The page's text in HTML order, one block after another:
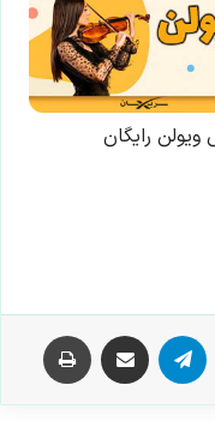
تلگرام اشتراک گذاری از طریق ایمیل